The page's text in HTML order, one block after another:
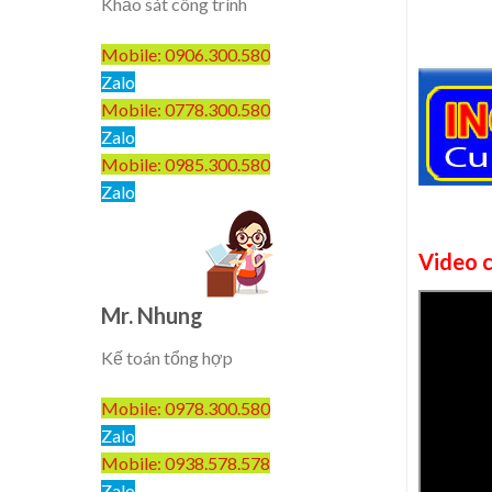
Khảo sát công trình
Mobile: 0906.300.580
Zalo
Mobile: 0778.300.580
Zalo
Mobile: 0985.300.580
Zalo
Mr. Nhung
Kế toán tổng hợp
Mobile: 0978.300.580
Zalo
Mobile: 0938.578.578
Video